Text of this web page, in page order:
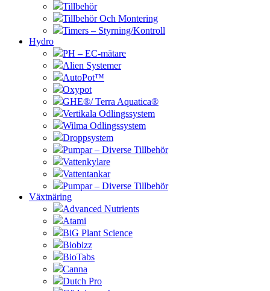
Tillbehör
Tillbehör Och Montering
Timers – Styrning/Kontroll
Hydro
PH – EC-mätare
Alien Systemer
AutoPot™
Oxypot
GHE®/ Terra Aquatica®
Vertikala Odlingssystem
Wilma Odlingssystem
Droppsystem
Pumpar – Diverse Tillbehör
Vattenkylare
Vattentankar
Pumpar – Diverse Tillbehör
Växtnäring
Advanced Nutrients
Atami
BiG Plant Science
Biobizz
BioTabs
Canna
Dutch Pro